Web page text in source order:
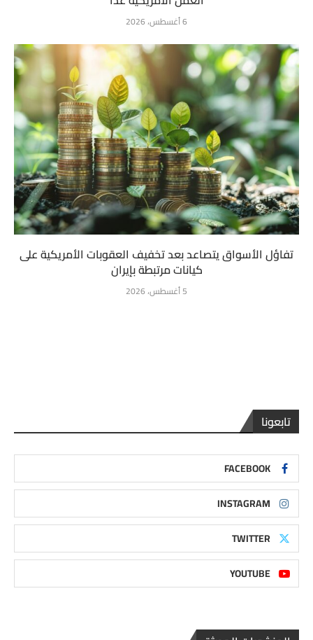
6 أغسطس، 2026
تفاؤل الأسواق يتصاعد بعد تخفيف العقوبات الأمريكية على
كيانات مرتبطة بإيران
5 أغسطس، 2026
تابعونا
FACEBOOK
INSTAGRAM
TWITTER
YOUTUBE